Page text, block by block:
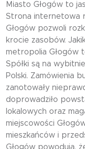
Miasto Głogów to
Strona internetowa
Głogów pozwoli
krocie zasobów.
metropolia Głogów
Spółki są na
Polski. Zamówienia
zanotowały
doprowadziło
lokalowych oraz
miejscowości
mieszkańców i
Głogów powodują,